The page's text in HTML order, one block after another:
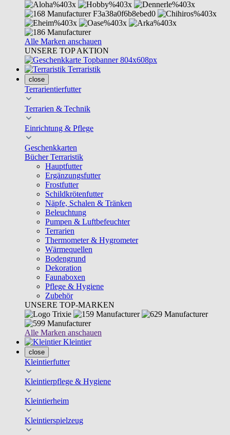
Alle Marken anschauen
UNSERE TOP AKTION
Terraristik
close
Terrarientierfutter
Terrarien & Technik
Einrichtung & Pflege
Geschenkkarten
Bücher Terraristik
Hauptfutter
Ergänzungsfutter
Frostfutter
Schildkrötenfutter
Näpfe, Schalen & Tränken
Beleuchtung
Pumpen & Luftbefeuchter
Terrarien
Thermometer & Hygrometer
Wärmequellen
Bodengrund
Dekoration
Faunaboxen
Pflege & Hygiene
Zubehör
UNSERE TOP-MARKEN
Alle Marken anschauen
Kleintier
close
Kleintierfutter
Kleintierpflege & Hygiene
Kleintierheim
Kleintierspielzeug